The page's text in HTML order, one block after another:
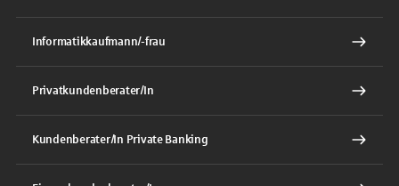
Informatikkaufmann/-frau
Privatkundenberater/In
Kundenberater/In Private Banking